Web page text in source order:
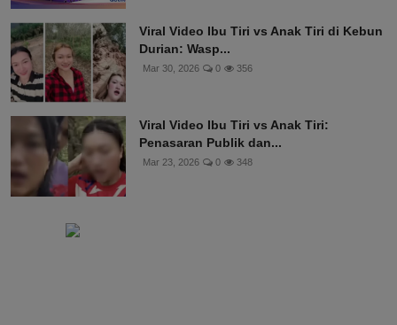
Viral Video Ibu Tiri vs Anak Tiri di Kebun
Durian: Wasp...
Mar 30, 2026 0 356
Viral Video Ibu Tiri vs Anak Tiri:
Penasaran Publik dan...
Mar 23, 2026 0 348